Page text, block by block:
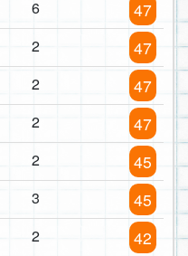
6 47
2 47
2 47
2 47
2 45
3 45
2 42